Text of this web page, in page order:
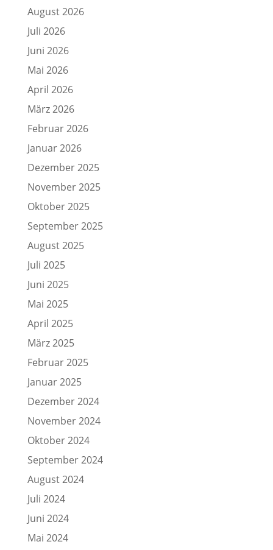
August 2026
Juli 2026
Juni 2026
Mai 2026
April 2026
März 2026
Februar 2026
Januar 2026
Dezember 2025
November 2025
Oktober 2025
September 2025
August 2025
Juli 2025
Juni 2025
Mai 2025
April 2025
März 2025
Februar 2025
Januar 2025
Dezember 2024
November 2024
Oktober 2024
September 2024
August 2024
Juli 2024
Juni 2024
Mai 2024